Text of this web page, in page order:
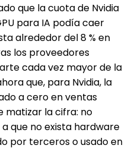
que la cuota de Nvidia
para IA podía caer
alrededor del 8 % en
los proveedores
cada vez mayor de la
que, para Nvidia, la
a cero en ventas
matizar la cifra: no
que no exista hardware
por terceros o usado en